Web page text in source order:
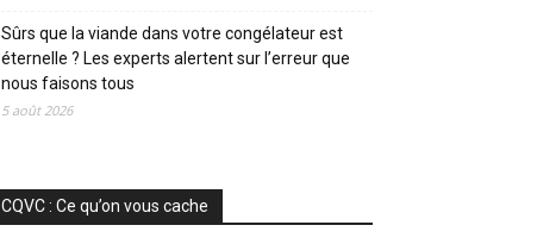
Sûrs que la viande dans votre congélateur est
éternelle ? Les experts alertent sur l’erreur que
nous faisons tous
5 août 2026
CQVC : Ce qu’on vous cache